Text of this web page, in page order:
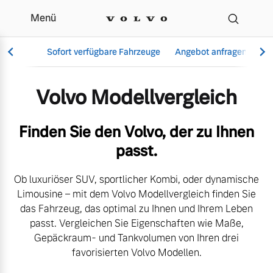
Der Volvo
Menü
Sofort verfügbare Fahrzeuge Angebot anfragen
Vollelektrisch
6 Modelle
Plug-in Hybrid
3 Modelle
Aktuelle Angebote
Über uns
Volvo Modellvergleich
Finden Sie den Volvo, der zu Ihnen
passt.
Ob luxuriöser SUV, sportlicher Kombi, oder dynamische
Limousine – mit dem Volvo Modellvergleich finden Sie
das Fahrzeug, das optimal zu Ihnen und Ihrem Leben
passt. Vergleichen Sie Eigenschaften wie Maße,
Gepäckraum- und Tankvolumen von Ihren drei
favorisierten Volvo Modellen.